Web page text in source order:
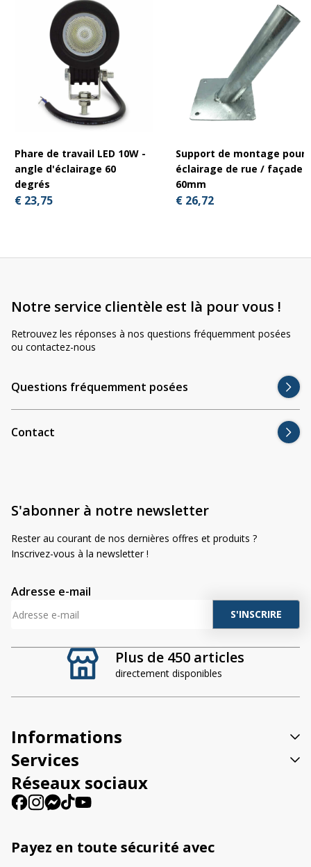
Phare de travail LED 10W -
angle d'éclairage 60
degrés
€ 23,75
Support de montage pour
éclairage de rue / façade
60mm
€ 26,72
Plus de 450 articles
directement disponibles
Notre service clientèle est là pour vous !
Retrouvez les réponses à nos questions fréquemment posées
ou contactez-nous
Questions fréquemment posées
Contact
S'abonner à notre newsletter
Rester au courant de nos dernières offres et produits ?
Inscrivez-vous à la newsletter !
Adresse e-mail
A
t
i
v
e
:
Informations
Services
Réseaux sociaux
Payez en toute sécurité avec